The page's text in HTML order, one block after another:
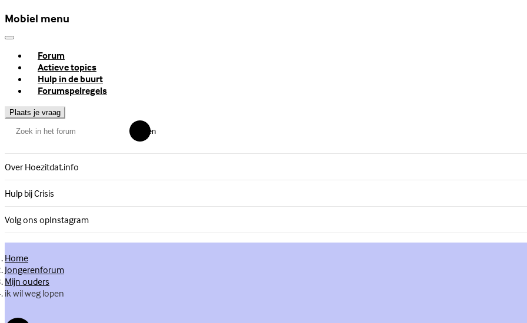
Mobiel menu
Forum
Actieve topics
Hulp in de buurt
Forumspelregels
Plaats je vraag
Zoeken
Over Hoezitdat.info
Hulp bij Crisis
Volg ons opInstagram
Home
Jongerenforum
Mijn ouders
ik wil weg lopen